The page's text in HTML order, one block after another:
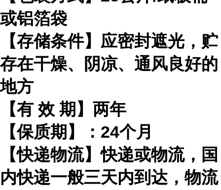
或铝箔袋
【存储条件】应密封遮光，贮
存在干燥、阴凉、通风良好的
地方
【有 效 期】两年
【保质期】： 24个月
【快递物流】快递或物流，国
内快递一般三天内到达，物流